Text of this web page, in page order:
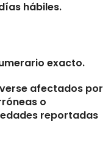
hábiles.
exacto.
afectados por
o
reportadas